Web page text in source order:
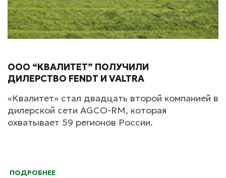
ООО “КВАЛИТЕТ” ПОЛУЧИЛИ
ДИЛЕРСТВО FENDT И VALTRA
«Квалитет» стал двадцать второй компанией в
дилерской сети AGCO-RM, которая
охватывает 59 регионов России.
ПОДРОБНЕЕ